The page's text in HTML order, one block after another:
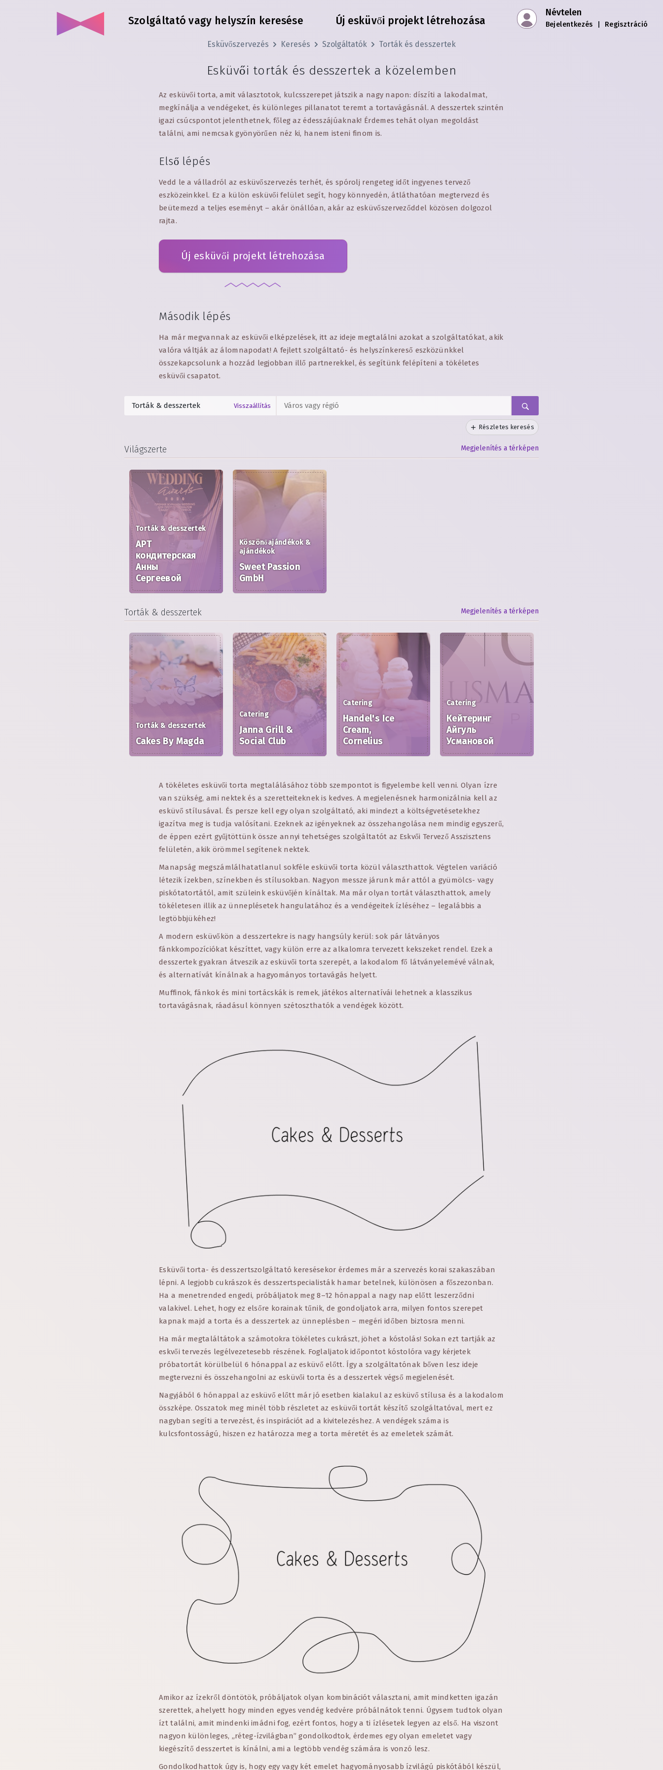
Szolgáltató vagy helyszín keresése Új esküvői projekt létrehozása
Névtelen
Bejelentkezés Regisztráció
Esküvőszervezés Keresés Szolgáltatók Torták és desszertek
Esküvői torták és desszertek a közelemben
Az esküvői torta, amit választotok, kulcsszerepet játszik a nagy napon: díszíti a lakodalmat,
megkínálja a vendégeket, és különleges pillanatot teremt a tortavágásnál. A desszertek szintén
igazi csúcspontot jelenthetnek, főleg az édesszájúaknak! Érdemes tehát olyan megoldást
találni, ami nemcsak gyönyörűen néz ki, hanem isteni finom is.
Első lépés
Vedd le a válladról az esküvőszervezés terhét, és spórolj rengeteg időt ingyenes tervező
eszközeinkkel. Ez a külön esküvői felület segít, hogy könnyedén, átláthatóan megtervezd és
beütemezd a teljes eseményt – akár önállóan, akár az esküvőszerveződdel közösen dolgozol
rajta.
Új esküvői projekt létrehozása
Második lépés
Ha már megvannak az esküvői elképzelések, itt az ideje megtalálni azokat a szolgáltatókat, akik
valóra váltják az álomnapodat! A fejlett szolgáltató- és helyszínkereső eszközünkkel
összekapcsolunk a hozzád legjobban illő partnerekkel, és segítünk felépíteni a tökéletes
esküvői csapatot.
Visszaállítás
Részletes keresés
Világszerte Megjelenítés a térképen
Torták & desszertek
АРТ
кондитерская
Анны
Сергеевой
Köszönőajándékok &
ajándékok
Sweet Passion
GmbH
Torták & desszertek Megjelenítés a térképen
Torták & desszertek
Cakes By Magda
Catering
Janna Grill &
Social Club
Catering
Handel's Ice
Cream,
Cornelius
Catering
Кейтеринг
Айгуль
Усмановой
A tökéletes esküvői torta megtalálásához több szempontot is figyelembe kell venni. Olyan ízre
van szükség, ami nektek és a szeretteiteknek is kedves. A megjelenésnek harmonizálnia kell az
esküvő stílusával. És persze kell egy olyan szolgáltató, aki mindezt a költségvetésetekhez
igazítva meg is tudja valósítani. Ezeknek az igényeknek az összehangolása nem mindig egyszerű,
de éppen ezért gyűjtöttünk össze annyi tehetséges szolgáltatót az Eskvői Tervező Asszisztens
felületén, akik örömmel segítenek nektek.
Manapság megszámlálhatatlanul sokféle esküvői torta közül választhattok. Végtelen variáció
létezik ízekben, színekben és stílusokban. Nagyon messze járunk már attól a gyümölcs- vagy
piskótatortától, amit szüleink esküvőjén kínáltak. Ma már olyan tortát választhattok, amely
tökéletesen illik az ünneplésetek hangulatához és a vendégeitek ízléséhez – legalábbis a
legtöbbjükéhez!
A modern esküvőkön a desszertekre is nagy hangsúly kerül: sok pár látványos
fánkkompozíciókat készíttet, vagy külön erre az alkalomra tervezett kekszeket rendel. Ezek a
desszertek gyakran átveszik az esküvői torta szerepét, a lakodalom fő látványelemévé válnak,
és alternatívát kínálnak a hagyományos tortavágás helyett.
Muffinok, fánkok és mini tortácskák is remek, játékos alternatívái lehetnek a klasszikus
tortavágásnak, ráadásul könnyen szétoszthatók a vendégek között.
Esküvői torta- és desszertszolgáltató keresésekor érdemes már a szervezés korai szakaszában
lépni. A legjobb cukrászok és desszertspecialisták hamar betelnek, különösen a főszezonban.
Ha a menetrended engedi, próbáljatok meg 8–12 hónappal a nagy nap előtt leszerződni
valakivel. Lehet, hogy ez elsőre korainak tűnik, de gondoljatok arra, milyen fontos szerepet
kapnak majd a torta és a desszertek az ünneplésben – megéri időben biztosra menni.
Ha már megtaláltátok a számotokra tökéletes cukrászt, jöhet a kóstolás! Sokan ezt tartják az
eskvői tervezés legélvezetesebb részének. Foglaljatok időpontot kóstolóra vagy kérjetek
próbatortát körülbelül 6 hónappal az esküvő előtt. Így a szolgáltatónak bőven lesz ideje
megtervezni és összehangolni az esküvői torta és a desszertek végső megjelenését.
Nagyjából 6 hónappal az esküvő előtt már jó esetben kialakul az esküvő stílusa és a lakodalom
összképe. Osszatok meg minél több részletet az esküvői tortát készítő szolgáltatóval, mert ez
nagyban segíti a tervezést, és inspirációt ad a kivitelezéshez. A vendégek száma is
kulcsfontosságú, hiszen ez határozza meg a torta méretét és az emeletek számát.
Amikor az ízekről döntötök, próbáljatok olyan kombinációt választani, amit mindketten igazán
szerettek, ahelyett hogy minden egyes vendég kedvére próbálnátok tenni. Úgysem tudtok olyan
ízt találni, amit mindenki imádni fog, ezért fontos, hogy a ti ízlésetek legyen az első. Ha viszont
nagyon különleges, „réteg-ízvilágban” gondolkodtok, érdemes egy olyan emeletet vagy
kiegészítő desszertet is kínálni, ami a legtöbb vendég számára is vonzó lesz.
Gondolkodhattok úgy is, hogy egy vagy két emelet hagyományosabb ízvilágú piskótából készül,